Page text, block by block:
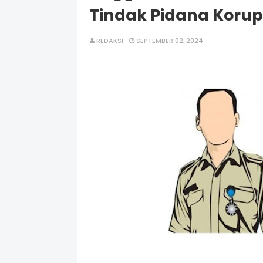
Tindak Pidana
REDAKSI SEPTEMBER 02, 2024